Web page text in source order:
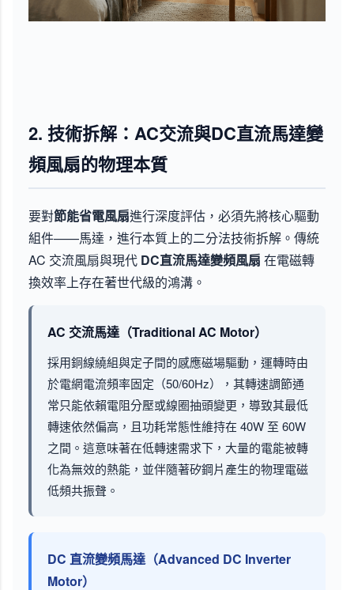
2. 技術拆解：AC交流與DC直流馬達變
頻風扇的物理本質
要對節能省電風扇進行深度評估，必須先將核心驅動
組件——馬達，進行本質上的二分法技術拆解。傳統
AC 交流風扇與現代 DC直流馬達變頻風扇 在電磁轉
換效率上存在著世代級的鴻溝。
AC 交流馬達（Traditional AC Motor）
採用銅線繞組與定子間的感應磁場驅動，運轉時由
於電網電流頻率固定（50/60Hz），其轉速調節通
常只能依賴電阻分壓或線圈抽頭變更，導致其最低
轉速依然偏高，且功耗常態性維持在 40W 至 60W
之間。這意味著在低轉速需求下，大量的電能被轉
化為無效的熱能，並伴隨著矽鋼片產生的物理電磁
低頻共振聲。
DC 直流變頻馬達（Advanced DC Inverter
Motor）